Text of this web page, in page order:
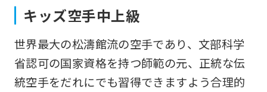
キッズ空手中上級
世界最大の松濤館流の空手であり、文部科学
省認可の国家資格を持つ師範の元、正統な伝
統空手をだれにでも習得できますよう合理的